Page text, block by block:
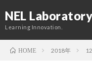
NEL Laboratory
Learning Innovation.
HOME 2018年